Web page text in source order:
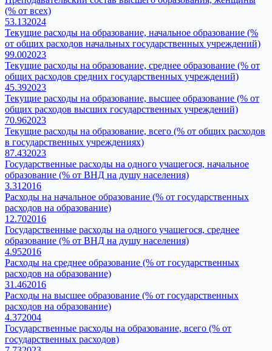
(% от всех)
53.132024
Текущие расходы на образование, начальное образование (%
от общих расходов начальных государственных учреждений)
99.002023
Текущие расходы на образование, среднее образование (% от
общих расходов средних государственных учреждений)
45.392023
Текущие расходы на образование, высшее образование (% от
общих расходов высших государственных учреждений)
70.962023
Текущие расходы на образование, всего (% от общих расходов
в государственных учреждениях)
87.432023
Государственные расходы на одного учащегося, начальное
образование (% от ВНД на душу населения)
3.31 2016
Расходы на начальное образование (% от государственных
расходов на образование)
12.702016
Государственные расходы на одного учащегося, среднее
образование (% от ВНД на душу населения)
4.952016
Расходы на среднее образование (% от государственных
расходов на образование)
31.462016
Расходы на высшее образование (% от государственных
расходов на образование)
4.372004
Государственные расходы на образование, всего (% от
государственных расходов)